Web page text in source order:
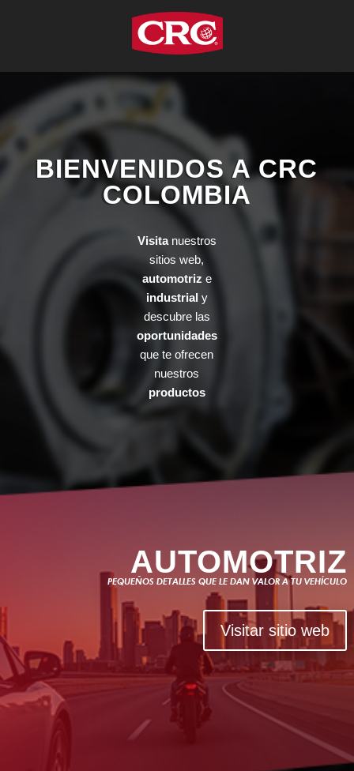
BIENVENIDOS A CRC
COLOMBIA
Visitanuestros
sitios web,
automotriz e
industrial y
descubre las
oportunidades
que te ofrecen
nuestros
productos
AUTOMOTRIZ
PEQUEÑOS DETALLES QUE LE DAN VALOR A TU VEHÍCULO
Visitar sitio web